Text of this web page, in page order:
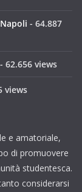
- 64.887
- 62.656 views
views
e amatoriale,
di promuovere
studentesca.
considerarsi